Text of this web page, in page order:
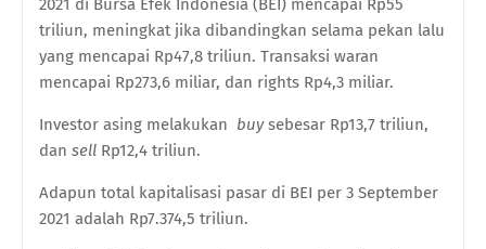
2021 di Bursa Efek Indonesia (BEI) mencapai Rp55
triliun, meningkat jika dibandingkan selama pekan lalu
yang mencapai Rp47,8 triliun. Transaksi waran
mencapai Rp273,6 miliar, dan rights Rp4,3 miliar.
Investor asing melakukan buysebesar Rp13,7 triliun,
dan sell Rp12,4 triliun.
Adapun total kapitalisasi pasar di BEI per 3 September
2021 adalah Rp7.374,5 triliun.